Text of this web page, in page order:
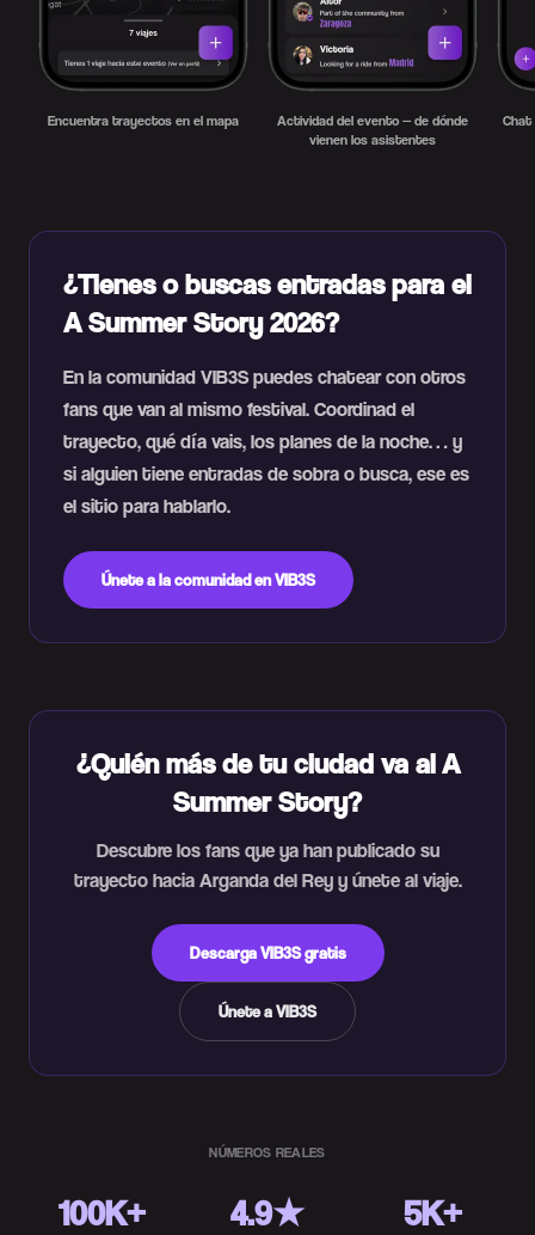
Encuentra trayectos en el mapa
Actividad del evento — de dónde
vienen los asistentes
Chat
¿Tienes o buscas entradas para el
A Summer Story 2026?
En la comunidad VIB3S puedes chatear con otros
fans que van al mismo festival. Coordinad el
trayecto, qué día vais, los planes de la noche… y
si alguien tiene entradas de sobra o busca, ese es
el sitio para hablarlo.
Únete a la comunidad en VIB3S
¿Quién más de tu ciudad va al A
Summer Story?
Descubre los fans que ya han publicado su
trayecto hacia Arganda del Rey y únete al viaje.
Descarga VIB3S gratis
Únete a VIB3S
NÚMEROS REALES
100K+ 4.9★ 5K+